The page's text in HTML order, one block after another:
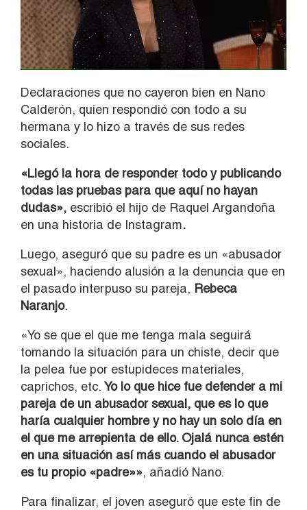
Declaraciones que no cayeron bien en Nano
Calderón, quien respondió con todo a su
hermana y lo hizo a través de sus redes
sociales.
«Llegó la hora de responder todo y publicando
todas las pruebas para que aquí no hayan
dudas», escribió el hijo de Raquel Argandoña
en una historia de Instagram.
Luego, aseguró que su padre es un «abusador
sexual», haciendo alusión a la denuncia que en
el pasado interpuso su pareja, Rebeca
Naranjo.
«Yo se que el que me tenga mala seguirá
tomando la situación para un chiste, decir que
la pelea fue por estupideces materiales,
caprichos, etc. Yo lo que hice fue defender a mi
pareja de un abusador sexual, que es lo que
haría cualquier hombre y no hay un solo día en
el que me arrepienta de ello. Ojalá nunca estén
en una situación así más cuando el abusador
es tu propio «padre»», añadió Nano.
Para finalizar, el joven aseguró que este fin de